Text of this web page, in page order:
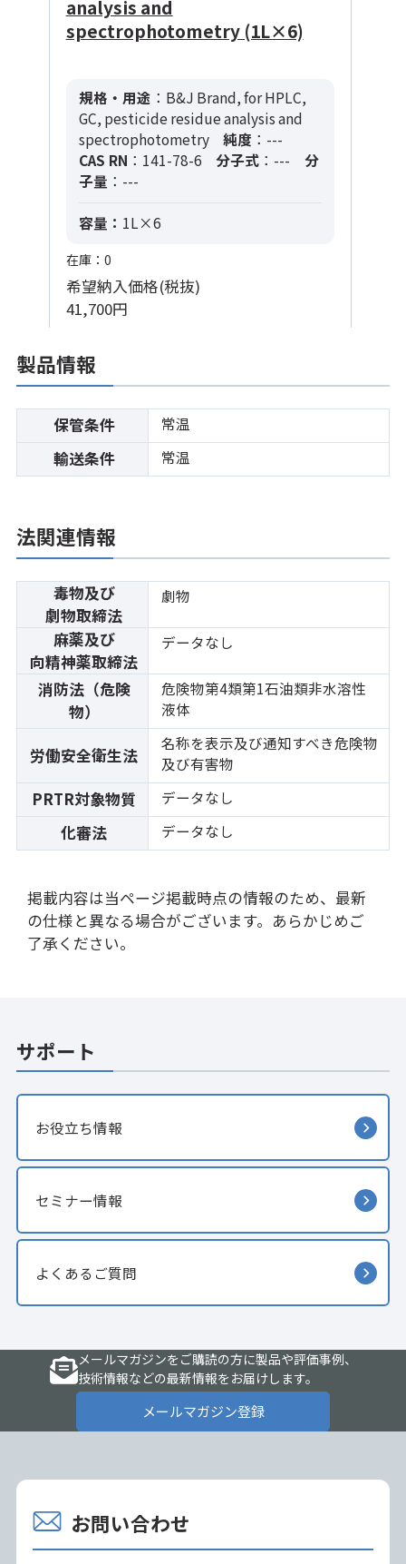
analysis and
spectrophotometry (1L×6)
規格・用途 ：B&J Brand, for HPLC,
GC, pesticide residue analysis and
spectrophotometry
純度 ：---
CAS RN ：141-78-6 分子式 ：---
分
子量 ：---
容量： 1L×6
在庫：0
希望納入価格(税抜)
41,700円
製品情報
保管条件 常温
輸送条件 常温
法関連情報
毒物及び
劇物取締法
劇物
麻薬及び
向精神薬取締法
データなし
消防法（危険
物）
危険物第4類第1石油類非水溶性
液体
労働安全衛生法
名称を表示及び通知すべき危険物
及び有害物
PRTR対象物質 データなし
化審法 データなし
掲載内容は当ページ掲載時点の情報のため、最新
の仕様と異なる場合がございます。あらかじめご
了承ください。
サポート
お役立ち情報
セミナー情報
よくあるご質問
メールマガジンをご購読の方に製品や評価事例、
技術情報などの最新情報をお届けします。
メールマガジン登録
お問い合わせ